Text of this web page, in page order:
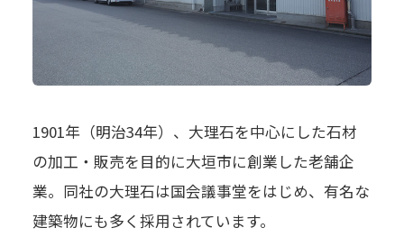
1901年（明治34年）、大理石を中心にした石材
の加工・販売を目的に大垣市に創業した老舗企
業。同社の大理石は国会議事堂をはじめ、有名な
建築物にも多く採用されています。